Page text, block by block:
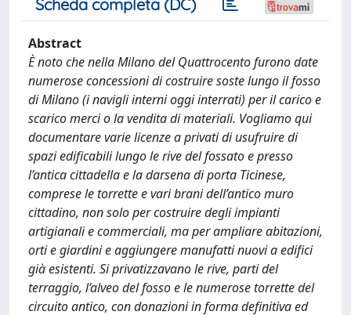
Scheda completa (DC)
Abstract
È noto che nella Milano del Quattrocento furono date
numerose concessioni di costruire soste lungo il fosso
di Milano (i navigli interni oggi interrati) per il carico e
scarico merci o la vendita di materiali. Vogliamo qui
documentare varie licenze a privati di usufruire di
spazi edificabili lungo le rive del fossato e presso
l’antica cittadella e la darsena di porta Ticinese,
comprese le torrette e vari brani dell’antico muro
cittadino, non solo per costruire degli impianti
artigianali e commerciali, ma per ampliare abitazioni,
orti e giardini e aggiungere manufatti nuovi a edifici
già esistenti. Si privatizzavano le rive, parti del
terraggio, l’alveo del fosso e le numerose torrette del
circuito antico, con donazioni in forma definitiva ed